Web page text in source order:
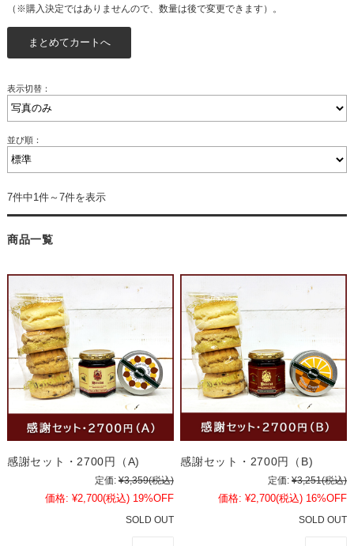
（※購入決定ではありませんので、数量は後で変更できます）。
表示切替：
並び順：
7件中1件～7件を表示
商品一覧
感謝セット・2700円（A)
定価: ¥3,359(税込)
価格: ¥2,700(税込) 19%OFF
SOLD OUT
感謝セット・2700円（B)
定価: ¥3,251(税込)
価格: ¥2,700(税込) 16%OFF
SOLD OUT